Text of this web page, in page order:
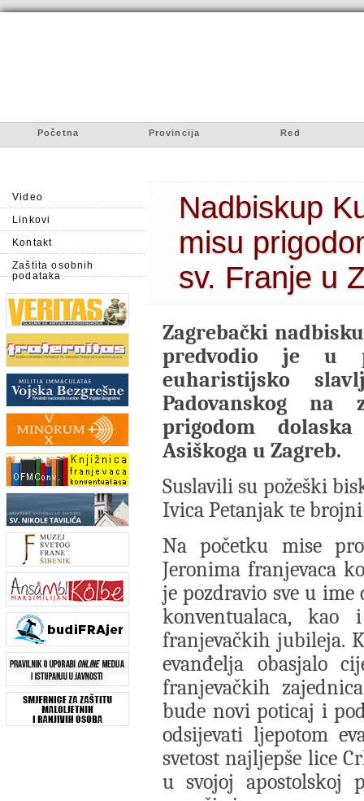
Početna Provincija Red
Video
Linkovi
Kontakt
Zaštita osobnih
podataka
Nadbiskup
misu
sv. Franje u
Zagrebački
predvodio je u
euharistijsko
Padovanskog na
prigodom
Asiškoga u Zagreb.
Suslavili su požeški
Ivica Petanjak te brojni
Na početku mise
Jeronima franjevaca
je pozdravio sve u ime
konventualaca,
franjevačkih jubileja.
evanđelja obasjalo
franjevačkih
bude novi poticaj i
odsijevati ljepotom
svetost najljepše lice
u svojoj apostolskoj